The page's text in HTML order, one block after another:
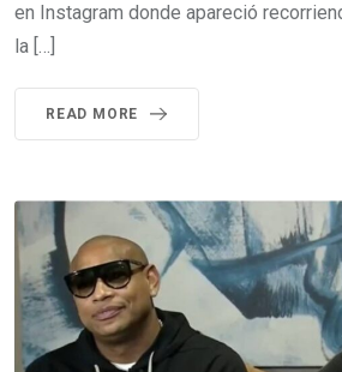
en Instagram donde apareció
la […]
READ MORE